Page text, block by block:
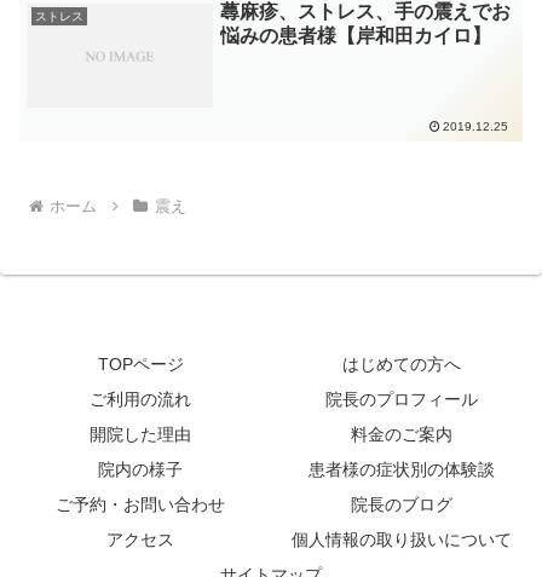
ストレス
蕁麻疹、ストレス、手の震えでお
悩みの患者様【岸和田カイロ】
2019.12.25
ホーム 震え
TOPページ
はじめての方へ
ご利用の流れ
院長のプロフィール
開院した理由
料金のご案内
院内の様子
患者様の症状別の体験談
ご予約・お問い合わせ
院長のブログ
アクセス
個人情報の取り扱いについて